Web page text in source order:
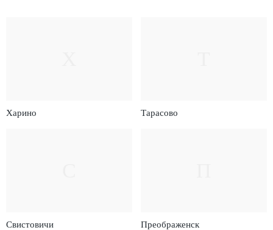
Харино Тарасово
Свистовичи Преображенск